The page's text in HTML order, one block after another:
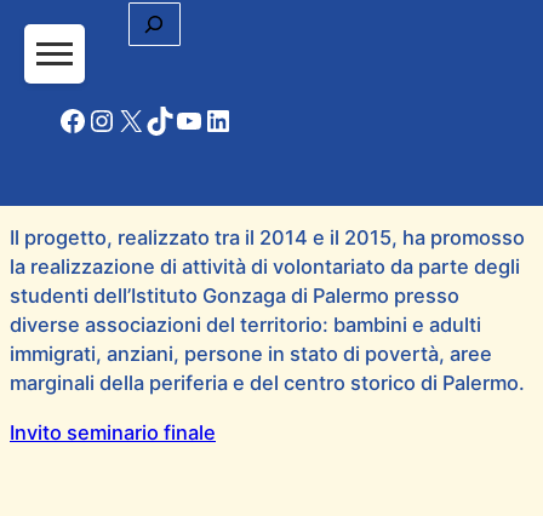
Facebook
Instagram
X TikTok
YouTube
LinkedIn
Il progetto, realizzato tra il 2014 e il 2015, ha promosso
la realizzazione di attività di volontariato da parte degli
studenti dell’Istituto Gonzaga di Palermo presso
diverse associazioni del territorio: bambini e adulti
immigrati, anziani, persone in stato di povertà, aree
marginali della periferia e del centro storico di Palermo.
Invito seminario finale